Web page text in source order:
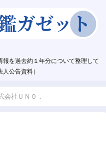
を過去約１年分について整理して
公告資料）
会社ＵＮ０．